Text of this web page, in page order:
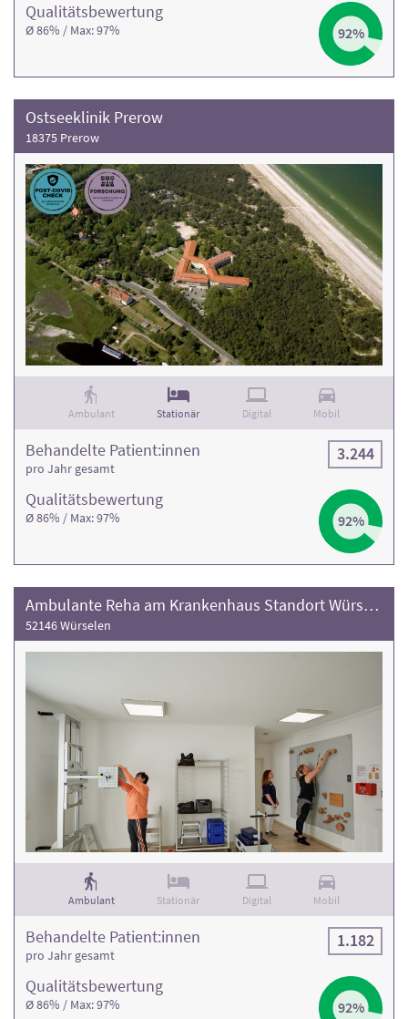
Qualitäts­bewertung
Ø 86% / Max: 97% 92%
Ostseeklinik Prerow
18375 Prerow
Ambulant Stationär Digital Mobil
Qualitäts­bewertung
Ø 86% / Max: 97% 92%
Behandelte Patient:innen
pro Jahr gesamt
3.244
Ambulante Reha am Krankenhaus Standort Würselen
52146 Würselen
Ambulant Stationär Digital Mobil
Qualitäts­bewertung
Ø 86% / Max: 97% 92%
Behandelte Patient:innen
pro Jahr gesamt
1.182